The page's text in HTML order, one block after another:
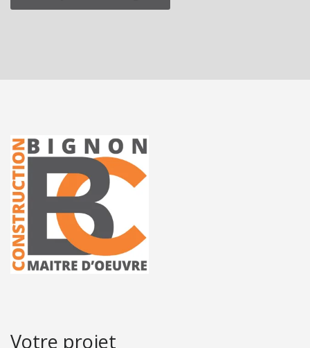
Votre projet